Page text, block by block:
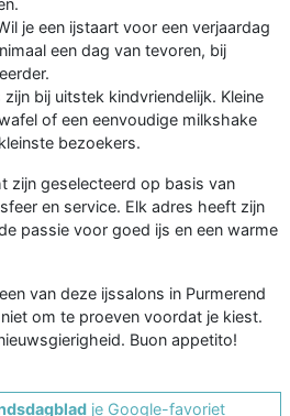
je een ijstaart voor een verjaardag
een dag van tevoren, bij
zijn bij uitstek kindvriendelijk. Kleine
of een eenvoudige milkshake
bezoekers.
zijn geselecteerd op basis van
en service. Elk adres heeft zijn
passie voor goed ijs en een warme
van deze ijssalons in Purmerend
om te proeven voordat je kiest.
Buon appetito!
je Google-favoriet